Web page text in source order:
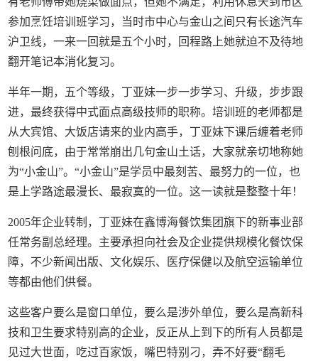
参加烹饪培训班学习，当时市中心与金山之间只有长途汽车
沪卫线，一来一回就是五个小时，回程路上她就迫不及待地
翻开笔记本消化复习。
半年一期，五个等级，丁亚妹一步一步学习、升级，步步跟
进，最终获得中式面点高级技师的职称。培训班的老师都是
从大宾馆、大饭店请来的业内高手，丁亚妹下课后缠着老师
刨根问底，由于常常崩出几句金山土话，大家就亲切地称她
为“小金山”。“小金山”是学员中最刻苦、最努力的一位，也
是上学路途最漫长、最寂寞的一位。这一读就是整整十年！
2005年企业转制，丁亚妹在鑫博海餐饮集团旗下的新事业部
任常务副总经理。主要承担向社会及企业提供规模化餐饮保
障，不少新闻出版、文化娱乐、医疗保健以及航空运输单位
等都由他们供餐。
这些客户要么是窗口单位，要么是涉外单位，要么是高新科
技和卫生要求特别高的企业，反正从上到下的所有人员都是
见过大世面，吃过百家饭，嘴巴特别刁，弄不好要“翻毛